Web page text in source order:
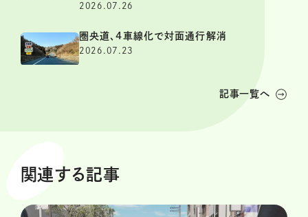
2026.07.26
圏央道、4車線化で対面通行解消
2026.07.23
記事一覧へ
関連する記事